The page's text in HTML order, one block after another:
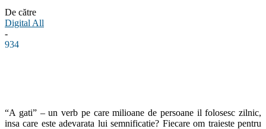
De către
Digital All
-
934
“A gati” – un verb pe care milioane de persoane il folosesc zilnic,
insa care este adevarata lui semnificatie? Fiecare om traieste pentru